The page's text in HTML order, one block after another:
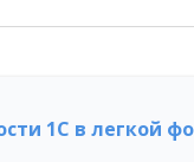
1С в легкой